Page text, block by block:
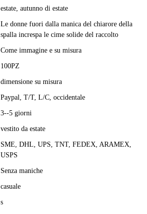
estate, autunno di estate
Le donne fuori dalla manica del chiarore della
spalla increspa le cime solide del raccolto
Come immagine e su misura
100PZ
dimensione su misura
Paypal, T/T, L/C, occidentale
3--5 giorni
vestito da estate
SME, DHL, UPS, TNT, FEDEX, ARAMEX,
USPS
Senza maniche
casuale
s